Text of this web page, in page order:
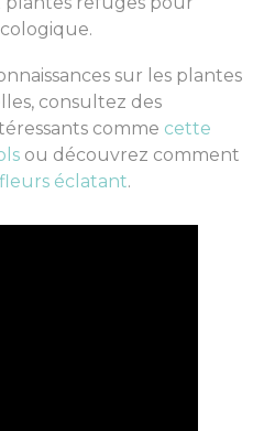
sur les plantes
consultez des
comme cette
ou découvrez comment
éclatant.